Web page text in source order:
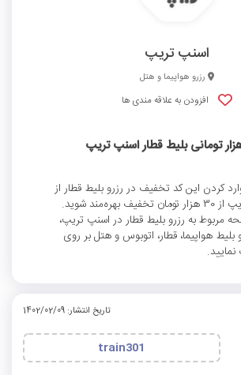
اسنپ تریپ
رزرو هواپیما و هتل
افزودن به علاقه مندی ها
کردن این کد تخفیف در رزرو بلیط قطار از
وبسایت اسنپ تریپ از 30 هزار تومان تخفیف بهره‌مند شوید.
مربوط به رزرو بلیط قطار در اسنپ تریپ،
بلیط هواپیما، قطار، اتوبوس و هتل بر روی
تاریخ انتشار: 1402/02/09
train301